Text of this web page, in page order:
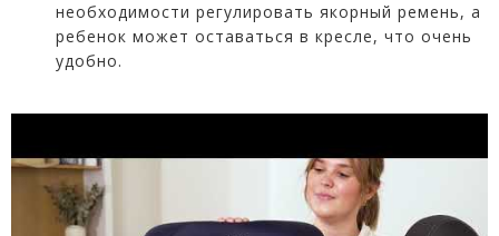
необходимости регулировать якорный ремень, а
ребенок может оставаться в кресле, что очень
удобно.